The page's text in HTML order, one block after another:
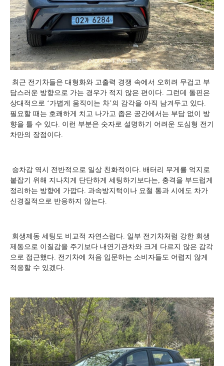
최근 전기차들은 대형화와 고출력 경쟁 속에서 오히려 무겁고 부
담스러운 방향으로 가는 경우가 적지 않은 편이다. 그런데 돌핀은
상대적으로 ‘가볍게 움직이는 차’의 감각을 아직 남겨두고 있다.
필요할 때는 호쾌하게 치고 나가고 좁은 공간에서는 부담 없이 방
향을 틀 수 있다. 이런 부분은 숫자로 설명하기 어려운 도심형 전기
차만의 장점이다.
승차감 역시 전반적으로 일상 친화적이다. 배터리 무게를 억지로
붙잡기 위해 지나치게 단단하게 세팅하기보다는, 충격을 부드럽게
정리하는 방향에 가깝다. 과속방지턱이나 요철 통과 시에도 차가
신경질적으로 반응하지 않는다.
회생제동 세팅도 비교적 자연스럽다. 일부 전기차처럼 강한 회생
제동으로 이질감을 주기보다 내연기관차와 크게 다르지 않은 감각
으로 접근했다. 전기차에 처음 입문하는 소비자들도 어렵지 않게
적응할 수 있겠다.